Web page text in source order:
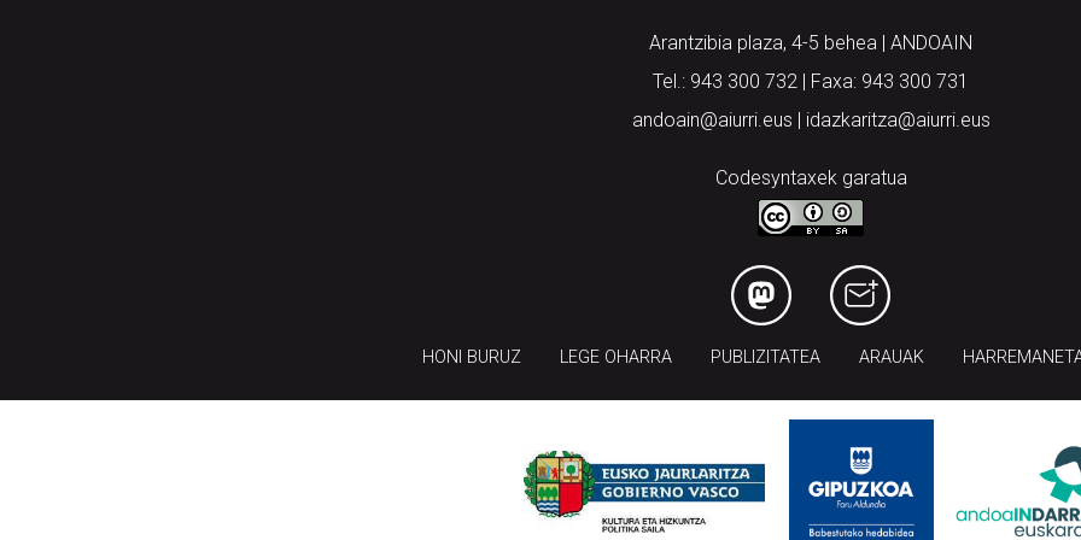
Arantzibia plaza, 4-5 behea | ANDOAIN
Tel.: 943 300 732 | Faxa: 943 300 731
andoain@aiurri.eus | idazkaritza@aiurri.eus
Codesyntaxek garatua
HONI BURUZ LEGE OHARRA PUBLIZITATEA ARAUAK